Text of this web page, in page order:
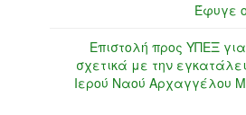
Έφυγε
Επιστολή προς ΥΠΕΞ
σχετικά με την
Ιερού Ναού Αρχαγγέλου